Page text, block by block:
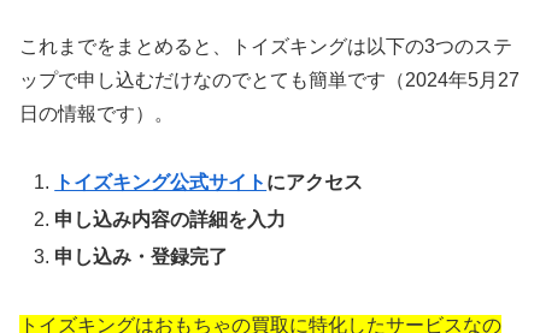
これまでをまとめると、トイズキングは以下の3つのステ
ップで申し込むだけなのでとても簡単です（2024年5月27
日の情報です）。
トイズキング公式サイト にアクセス
申し込み内容の詳細を入力
申し込み・登録完了
トイズキングはおもちゃの買取に特化したサービスなの